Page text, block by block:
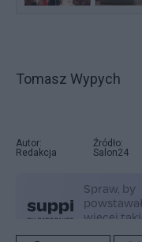
Tomasz Wypych
Autor:
Redakcja
Źródło:
Salon24